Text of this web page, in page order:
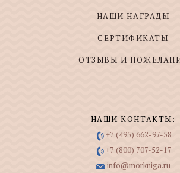
НАШИ НАГРАДЫ
СЕРТИФИКАТЫ
ОТЗЫВЫ И
НАШИ КОНТАКТЫ:
+7 (495) 662-97-58
+7 (800) 707-52-17
info@morkniga.ru